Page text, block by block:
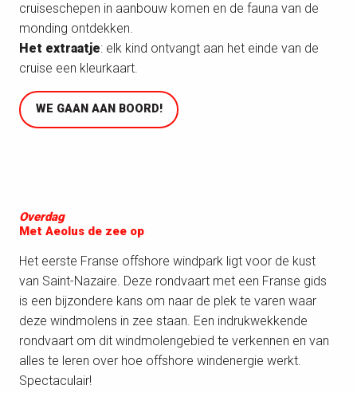
cruiseschepen in aanbouw komen en de fauna van de
monding ontdekken.
Het extraatje: elk kind ontvangt aan het einde van de
cruise een kleurkaart.
WE GAAN AAN BOORD!
Overdag
Met Aeolus de zee op
Het eerste Franse offshore windpark ligt voor de kust
van Saint-Nazaire. Deze rondvaart met een Franse gids
is een bijzondere kans om naar de plek te varen waar
deze windmolens in zee staan. Een indrukwekkende
rondvaart om dit windmolengebied te verkennen en van
alles te leren over hoe offshore windenergie werkt.
Spectaculair!